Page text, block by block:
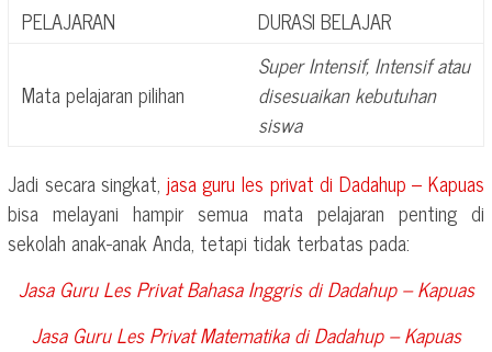
PELAJARAN
DURASI BELAJAR
Mata pelajaran pilihan
Super Intensif, Intensif atau
disesuaikan kebutuhan
siswa
Jadi secara singkat, jasa guru les privat di Dadahup – Kapuas
bisa melayani hampir semua mata pelajaran penting di
sekolah anak-anak Anda, tetapi tidak terbatas pada:
Jasa Guru Les Privat Bahasa Inggris diDadahup – Kapuas
Jasa Guru Les Privat Matematika diDadahup – Kapuas